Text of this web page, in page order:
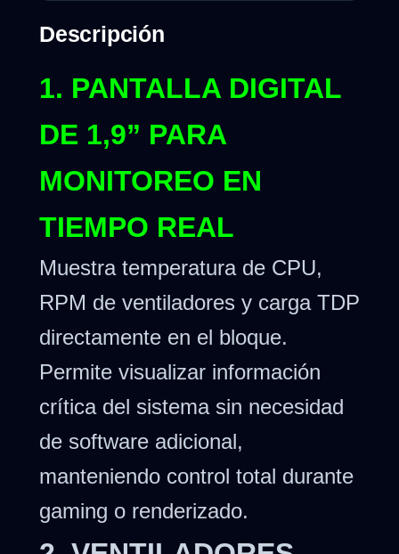
Descripción
1. PANTALLA DIGITAL
DE 1,9” PARA
MONITOREO EN
TIEMPO REAL
Muestra temperatura de CPU,
RPM de ventiladores y carga TDP
directamente en el bloque.
Permite visualizar información
crítica del sistema sin necesidad
de software adicional,
manteniendo control total durante
gaming o renderizado.